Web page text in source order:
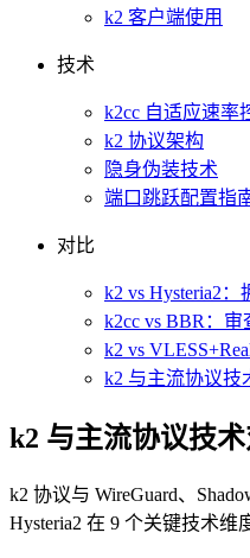
k2 客户端使用
技术
k2cc 自适应速率
k2 协议架构
隐身伪装技术
端口跳跃配置指
对比
k2 vs Hysteria2
k2cc vs BBR：
k2 vs
k2 与主流协议技
k2 与主流协议技
k2 协议与 WireGuard、
Hysteria2 在 9 个关键技术维